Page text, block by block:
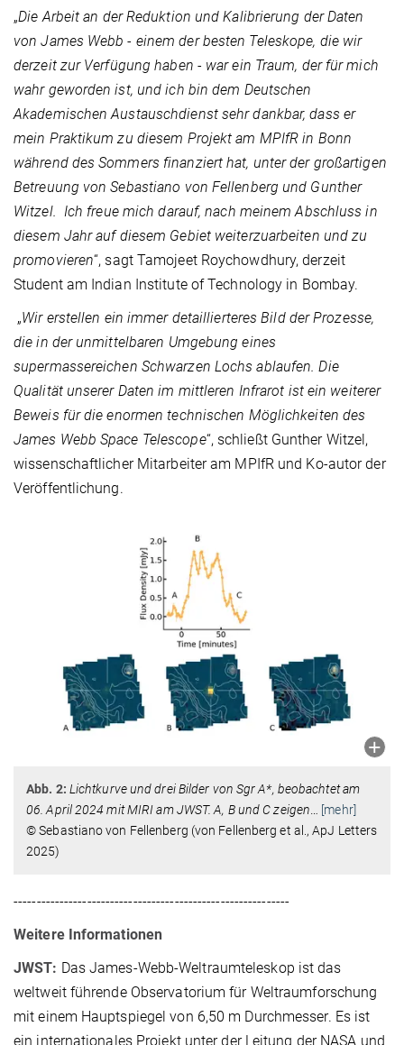
„Die Arbeit an der Reduktion und Kalibrierung der Daten
von James Webb - einem der besten Teleskope, die wir
derzeit zur Verfügung haben - war ein Traum, der für mich
wahr geworden ist, und ich bin dem Deutschen
Akademischen Austauschdienst sehr dankbar, dass er
mein Praktikum zu diesem Projekt am MPIfR in Bonn
während des Sommers finanziert hat, unter der großartigen
Betreuung von Sebastiano von Fellenberg und Gunther
Witzel. Ich freue mich darauf, nach meinem Abschluss in
diesem Jahr auf diesem Gebiet weiterzuarbeiten und zu
promovieren“, sagt Tamojeet Roychowdhury, derzeit
Student am Indian Institute of Technology in Bombay.
„Wir erstellen ein immer detaillierteres Bild der Prozesse,
die in der unmittelbaren Umgebung eines
supermassereichen Schwarzen Lochs ablaufen. Die
Qualität unserer Daten im mittleren Infrarot ist ein weiterer
Beweis für die enormen technischen Möglichkeiten des
James Webb Space Telescope“, schließt Gunther Witzel,
wissenschaftlicher Mitarbeiter am MPIfR und Ko-autor der
Veröffentlichung.
Abb. 2: Lichtkurve und drei Bilder von Sgr A*, beobachtet am
06. April 2024 mit MIRI am JWST. A, B und C zeigen
[mehr]
© Sebastiano von Fellenberg (von Fellenberg et al., ApJ Letters
2025)
------------------------------------------------------------
Weitere Informationen
JWST: Das James-Webb-Weltraumteleskop ist das
weltweit führende Observatorium für Weltraumforschung
mit einem Hauptspiegel von 6,50 m Durchmesser. Es ist
ein internationales Projekt unter der Leitung der NASA und